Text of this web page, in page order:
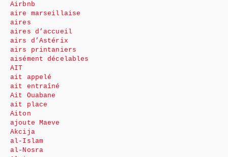
Airbnb
aire marseillaise
aires
aires d’accueil
airs d’Astérix
airs printaniers
aisément décelables
AIT
ait appelé
ait entraîné
Ait Ouabane
ait place
Aiton
ajoute Maeve
Akcija
al-Islam
al-Nosra